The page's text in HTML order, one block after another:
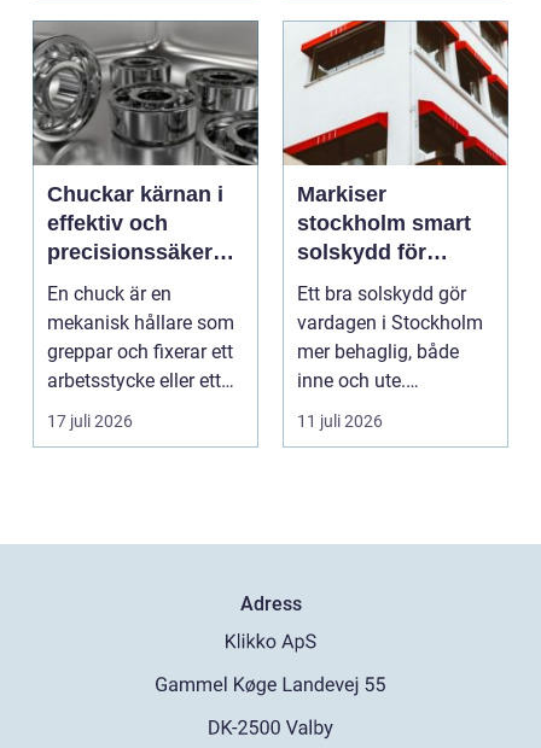
Chuckar kärnan i
effektiv och
precisionssäker
uppspänning
En chuck är en
mekanisk hållare som
greppar och fixerar ett
arbetsstycke eller ett
verktyg, oftast i...
17 juli 2026
Markiser
stockholm smart
solskydd för
stadsliv och
uteplatser
Ett bra solskydd gör
vardagen i Stockholm
mer behaglig, både
inne och ute.
Somrarna kan vara
varma, ...
11 juli 2026
Adress